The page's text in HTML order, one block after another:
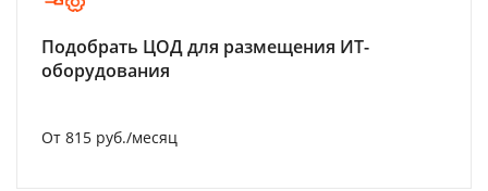
Подобрать ЦОД для размещения ИТ-
оборудования
От 815 руб./месяц